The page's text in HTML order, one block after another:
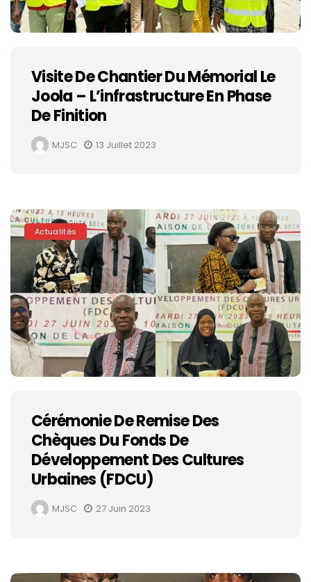
Visite De Chantier Du Mémorial Le
Joola – L’infrastructure En Phase
De Finition
MJSC 13 Juillet 2023
Actualités
Cérémonie De Remise Des
Chèques Du Fonds De
Développement Des Cultures
Urbaines (FDCU)
MJSC 27 Juin 2023